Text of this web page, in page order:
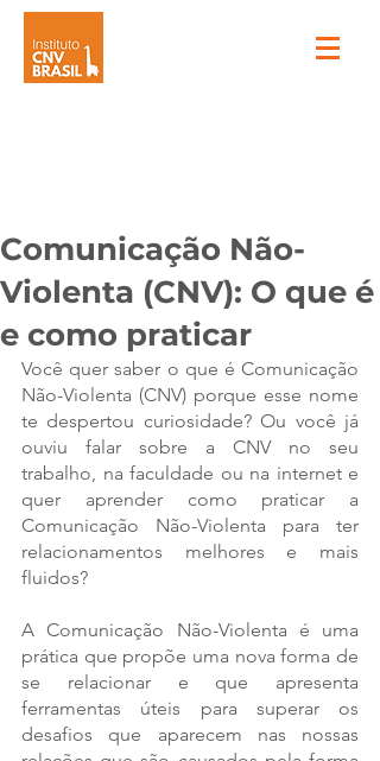
Comunicação Não-
Violenta (CNV): O que é
e como praticar
Você quer saber o que é Comunicação
Não-Violenta (CNV) porque esse nome
te despertou curiosidade? Ou você já
ouviu falar sobre a CNV no seu
trabalho, na faculdade ou na internet e
quer aprender como praticar a
Comunicação Não-Violenta para ter
relacionamentos melhores e mais
fluidos?
A Comunicação Não-Violenta é uma
prática que propõe uma nova forma de
se relacionar e que apresenta
ferramentas úteis para superar os
desafios que aparecem nas nossas